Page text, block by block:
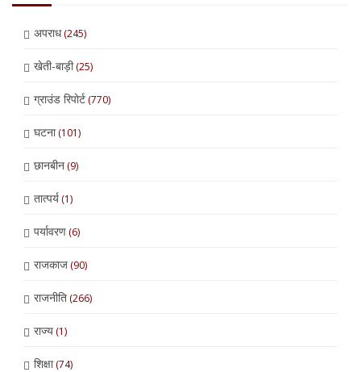
अपराध(245)
खेती-बाड़ी(25)
ग्राउंड रिपोर्ट(770)
घटना(101)
छानबीन(9)
तात्पर्य(1)
पर्यावरण(6)
राजकाज(90)
राजनीति(266)
राज्य(1)
शिक्षा(74)